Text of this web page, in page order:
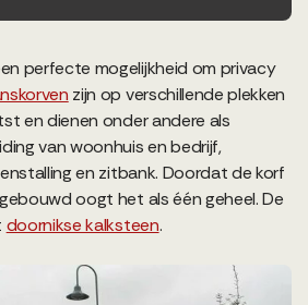
perfecte mogelijkheid om privacy
zijn op verschillende plekken
en dienen onder andere als
van woonhuis en bedrijf,
en zitbank. Doordat de korf
oogt het als één geheel. De
doornikse kalksteen.